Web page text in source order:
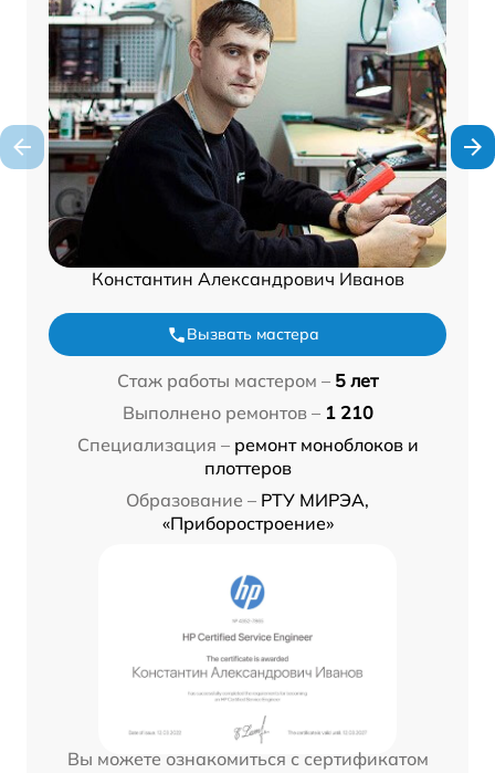
Константин Александрович Иванов
Вызвать мастера
Стаж работы мастером – 5 лет
Выполнено ремонтов – 1 210
Специализация – ремонт моноблоков и
плоттеров
Образование – РТУ МИРЭА,
«Приборостроение»
Вы можете ознакомиться с сертификатом